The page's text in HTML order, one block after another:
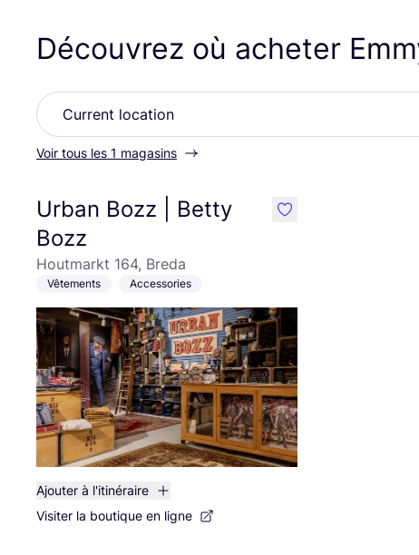
Découvrez où acheter
Voir tous les 1 magasins
Urban Bozz | Betty
Bozz
Houtmarkt 164, Breda
Vêtements Accessories
Ajouter à l'itinéraire
Visiter la boutique en ligne
like